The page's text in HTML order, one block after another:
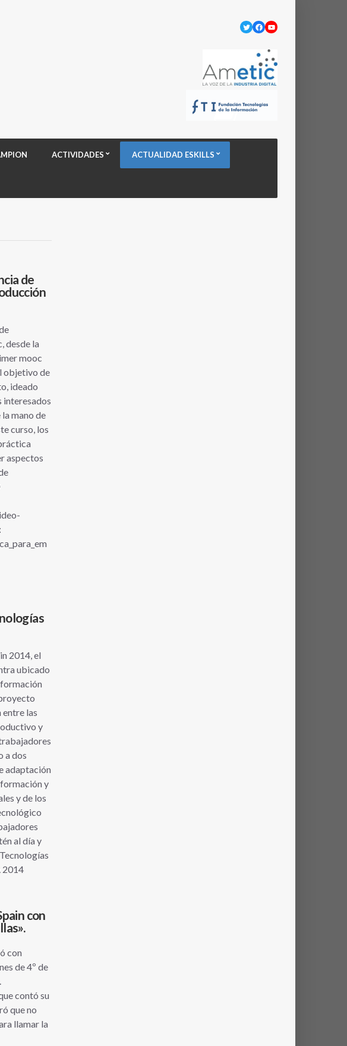
Twitter
Facebook
YouTube
ACTIVIDADES ACTUALIDAD ESKILLS
de
desde la
mooc
objetivo de
ideado
interesados
mano de
curso, los
aspectos
2014, el
ubicado
las
y
a dos
adaptación
y
y de los
al día y
2014
con
con
de 4º de
contó su
que no
llamar la